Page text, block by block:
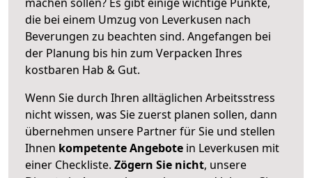
die bei einem Umzug von Leverkusen nach
Beverungen zu beachten sind. Angefangen bei
der Planung bis hin zum Verpacken Ihres
kostbaren Hab & Gut.
Wenn Sie durch Ihren alltäglichen Arbeitsstress
nicht wissen, was Sie zuerst planen sollen, dann
übernehmen unsere Partner für Sie und stellen
Ihnen kompetente Angebote in Leverkusen mit
einer Checkliste. Zögern Sie nicht, unsere